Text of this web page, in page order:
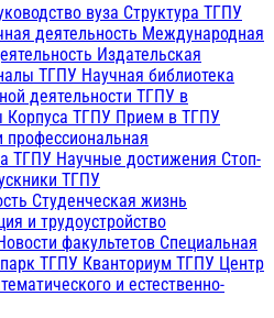
вуза Структура ТГПУ
деятельность Международная
Издательская
ТГПУ Научная библиотека
деятельности ТГПУ в
Корпуса ТГПУ Прием в ТГПУ
ТГПУ Научные достижения Стоп-
ТГПУ
Студенческая жизнь
и трудоустройство
факультетов Специальная
ТГПУ Кванториум ТГПУ Центр
и естественно-